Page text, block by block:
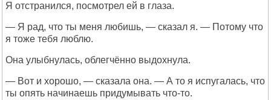
Я отстранился, посмотрел ей в глаза.
— Я рад, что ты меня любишь, — сказал я. — Потому что
я тоже тебя люблю.
Она улыбнулась, облегчённо выдохнула.
— Вот и хорошо, — сказала она. — А то я испугалась, что
ты опять начинаешь придумывать что-то.